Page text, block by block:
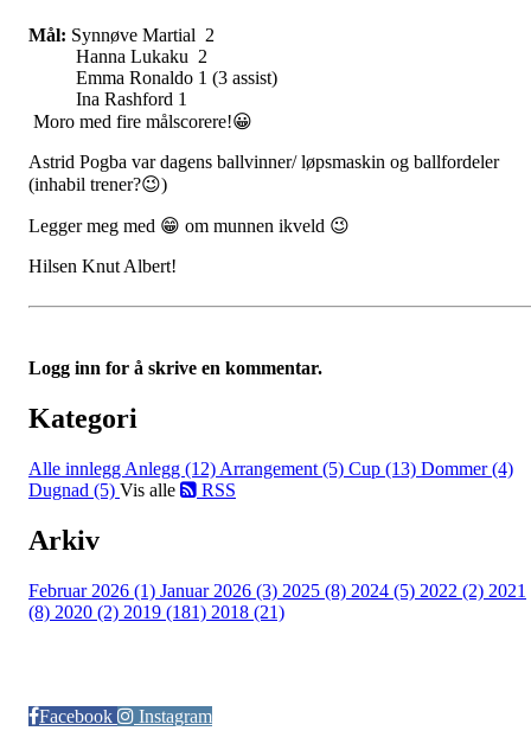
Mål: Synnøve Martial 2
Hanna Lukaku 2
Emma Ronaldo 1 (3 assist)
Ina Rashford 1
Moro med fire målscorere!😀
Astrid Pogba var dagens ballvinner/ løpsmaskin og ballfordeler
(inhabil trener?😉)
Legger meg med 😁 om munnen ikveld 😉
Hilsen Knut Albert!
Logg inn for å skrive en kommentar.
Kategori
Alle innlegg Anlegg (12) Arrangement (5) Cup (13) Dommer (4)
Dugnad (5) Vis alle RSS
Arkiv
Februar 2026 (1) Januar 2026 (3) 2025 (8) 2024 (5) 2022 (2) 2021
(8) 2020 (2) 2019 (181) 2018 (21)
Facebook
Instagram